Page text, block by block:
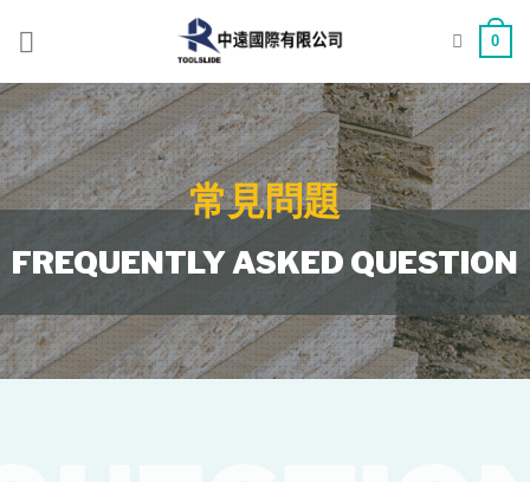
content
0
常見問題
FREQUENTLY ASKED QUESTION